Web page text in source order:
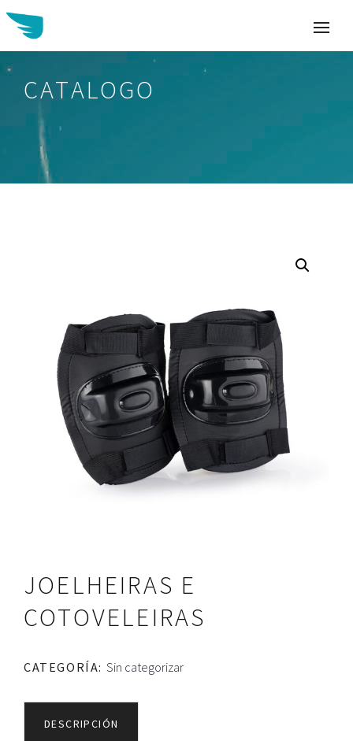
CATALOGO
JOELHEIRAS E
COTOVELEIRAS
CATEGORÍA: Sin categorizar
DESCRIPCIÓN
Buscar: